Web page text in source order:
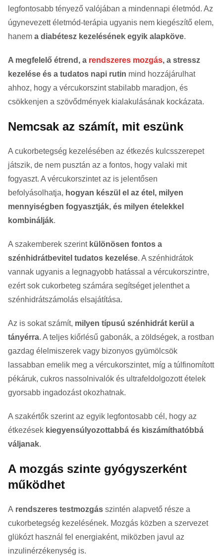
legfontosabb tényező valójában a mindennapi életmód. Az
úgynevezett életmód-terápia ugyanis nem kiegészítő elem,
hanem a diabétesz kezelésének egyik alapköve.
A megfelelő étrend, a rendszeres mozgás, a stressz
kezelése és a tudatos napi rutin mind hozzájárulhat
ahhoz, hogy a vércukorszint stabilabb maradjon, és
csökkenjen a szövődmények kialakulásának kockázata.
Nemcsak az számít, mit eszünk
A cukorbetegség kezelésében az étkezés kulcsszerepet
játszik, de nem pusztán az a fontos, hogy valaki mit
fogyaszt. A vércukorszintet az is jelentősen
befolyásolhatja, hogyan készül el az étel, milyen
mennyiségben fogyasztják, és milyen ételekkel
kombinálják.
A szakemberek szerint különösen fontos a
szénhidrátbevitel tudatos kezelése. A szénhidrátok
vannak ugyanis a legnagyobb hatással a vércukorszintre,
ezért sok cukorbeteg számára segítséget jelenthet a
szénhidrátszámolás elsajátítása.
Az is sokat számít, milyen típusú szénhidrát kerül a
tányérra. A teljes kiőrlésű gabonák, a zöldségek, a rostban
gazdag élelmiszerek vagy bizonyos gyümölcsök
lassabban emelik meg a vércukorszintet, míg a túlfinomított
pékáruk, cukros nassolnivalók és ultrafeldolgozott ételek
gyorsabb ingadozást okozhatnak.
A szakértők szerint az egyik legfontosabb cél, hogy az
étkezések kiegyensúlyozottabbá és kiszámíthatóbbá
váljanak.
A mozgás szinte gyógyszerként
működhet
A rendszeres testmozgás szintén alapvető része a
cukorbetegség kezelésének. Mozgás közben a szervezet
glükózt használ fel energiaként, miközben javul az
inzulinérzékenység is.